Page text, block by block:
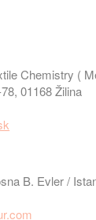
Chemistry (
01168 Žilina
B. Evler /